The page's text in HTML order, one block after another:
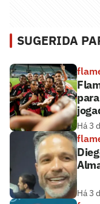
SUGERIDA
Há 3
Há 3